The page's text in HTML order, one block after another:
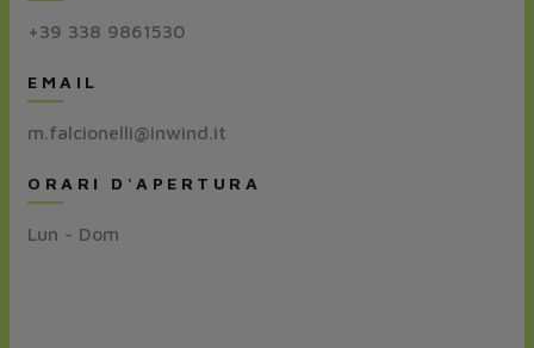
+39 338 9861530
EMAIL
m.falcionelli@inwind.it
ORARI D'APERTURA
Lun - Dom